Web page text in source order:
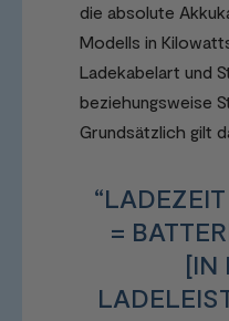
die absolute
Modells in
Ladekabelart und
beziehungsweise
Grundsätzlich gilt
=
[IN